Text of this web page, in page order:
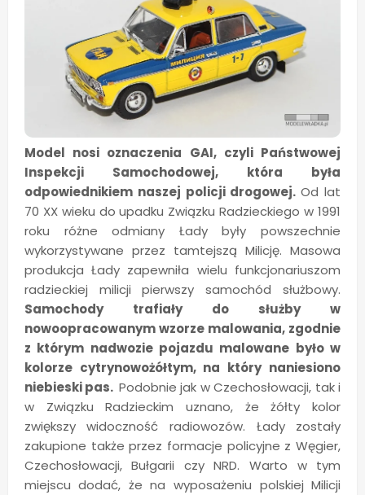
Model nosi oznaczenia GAI, czyli Państwowej
Inspekcji Samochodowej, która była
odpowiednikiem naszej policji drogowej.Od lat
70 XX wieku do upadku Związku Radzieckiego w 1991
roku różne odmiany Łady były powszechnie
wykorzystywane przez tamtejszą Milicję. Masowa
produkcja Łady zapewniła wielu funkcjonariuszom
radzieckiej milicji pierwszy samochód służbowy.
Samochody trafiały do służby w
nowoopracowanym wzorze malowania, zgodnie
z którym nadwozie pojazdu malowane było w
kolorze cytrynowożółtym, na który naniesiono
niebieski pas.Podobnie jak w Czechosłowacji, tak i
w Związku Radzieckim uznano, że żółty kolor
zwiększy widoczność radiowozów. Łady zostały
zakupione także przez formacje policyjne z Węgier,
Czechosłowacji, Bułgarii czy NRD. Warto w tym
miejscu dodać, że na wyposażeniu polskiej Milicji